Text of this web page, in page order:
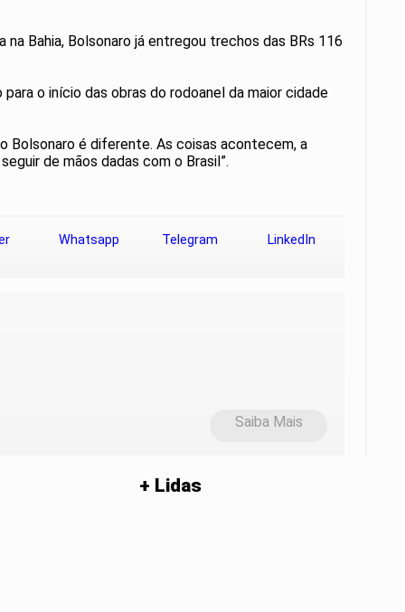
Bahia, Bolsonaro já entregou trechos das BRs 116
o início das obras do rodoanel da maior cidade
Bolsonaro é diferente. As coisas acontecem, a
de mãos dadas com o Brasil”.
Whatsapp Telegram LinkedIn
Saiba Mais
+ Lidas